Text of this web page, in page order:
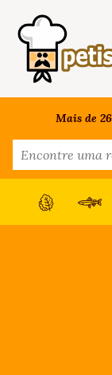
Mais de